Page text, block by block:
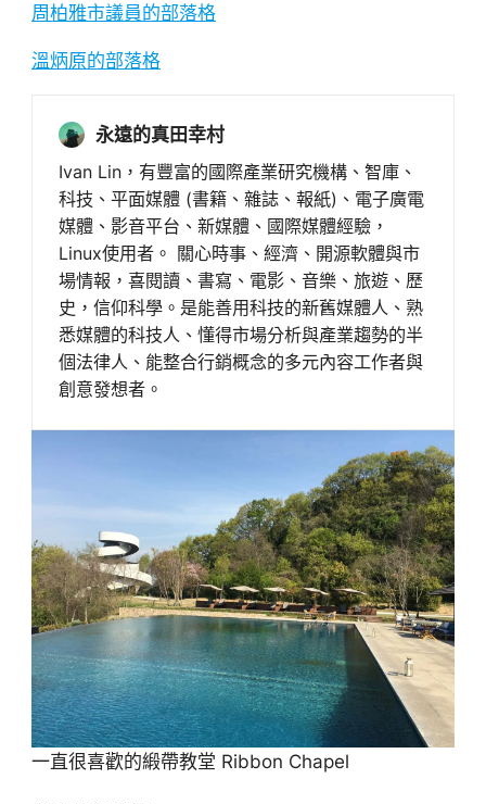
周柏雅市議員的部落格
溫炳原的部落格
永遠的真田幸村
Ivan Lin，有豐富的國際產業研究機構、智庫、
科技、平面媒體 (書籍、雜誌、報紙)、電子廣電
媒體、影音平台、新媒體、國際媒體經驗，
Linux使用者。 關心時事、經濟、開源軟體與市
場情報，喜閱讀、書寫、電影、音樂、旅遊、歷
史，信仰科學。是能善用科技的新舊媒體人、熟
悉媒體的科技人、懂得市場分析與產業趨勢的半
個法律人、能整合行銷概念的多元內容工作者與
創意發想者。
一直很喜歡的緞帶教堂 Ribbon Chapel